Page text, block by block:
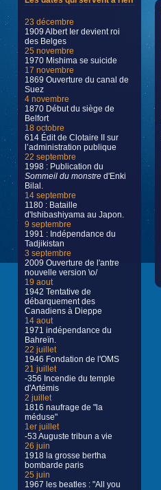
23 décembre
1909 Albert Ier devient roi
des Belges
25 novembre
1970 Mishima se suicide
17 novembre
1869 Ouverture du canal de
Suez
4 novembre
1870 Début du siège de
Belfort
18 octobre
614 Édit de Clotaire II sur
l’administration publique
22 septembre
1998 : Publication du
Sommeil du monstre d'Enki
Bilal.
14 septembre
1180 : Bataille
d'Ishibashiyama au Japon.
9 septembre
1991 : Indépendance du
Tadjikistan
3 septembre
2009 Ouverture de l'antre
nouvelle version \o/
19 aout
1942 Tentative de
débarquement des
Canadiens à Dieppe
14 aout
1971 indépendance du
Bahreïn.
22 juillet
1946 Fondation de l'OMS
21 juillet
-356 Incendie du temple
d'Artémis
2 juillet
1816 naufrage de "la
méduse"
1er juillet
-53 Auguste tribun a vie
26 juin
1918 la grosse bertha
bombarde paris
25 juin
1967 les beatles : "All you